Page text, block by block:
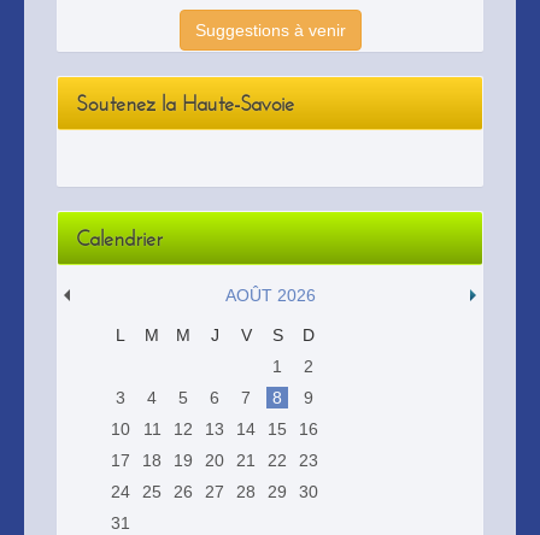
Suggestions à venir
Soutenez la Haute-Savoie
Calendrier
AOÛT 2026
L M M J V S
D
1
2
3
4 5 6 7 8
9
10
11 12 13 14 15
16
17
18 19 20 21 22
23
24
25 26 27 28 29
30
31